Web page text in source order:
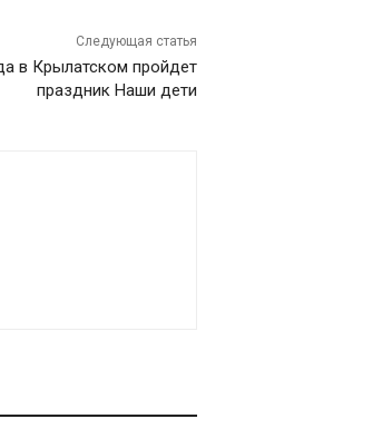
Следующая статья
в Крылатском пройдет
праздник Наши дети